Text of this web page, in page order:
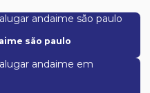
são paulo